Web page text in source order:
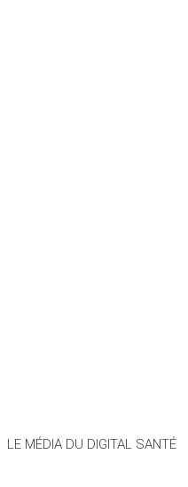
LE MÉDIA DU DIGITAL SANTÉ